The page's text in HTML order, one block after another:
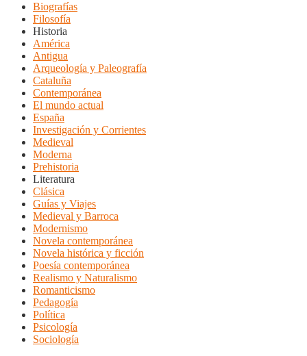
Biografías
Filosofía
Historia
América
Antigua
Arqueología y Paleografía
Cataluña
Contemporánea
El mundo actual
España
Investigación y Corrientes
Medieval
Moderna
Prehistoria
Literatura
Clásica
Guías y Viajes
Medieval y Barroca
Modernismo
Novela contemporánea
Novela histórica y ficción
Poesía contemporánea
Realismo y Naturalismo
Romanticismo
Pedagogía
Política
Psicología
Sociología